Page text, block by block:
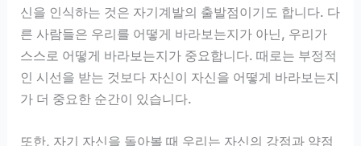
신을 인식하는 것은 자기계발의 출발점이기도 합니다. 다
른 사람들은 우리를 어떻게 바라보는지가 아닌, 우리가
스스로 어떻게 바라보는지가 중요합니다. 때로는 부정적
인 시선을 받는 것보다 자신이 자신을 어떻게 바라보는지
가 더 중요한 순간이 있습니다.
또한, 자기 자신을 돌아볼 때 우리는 자신의 강점과 약점